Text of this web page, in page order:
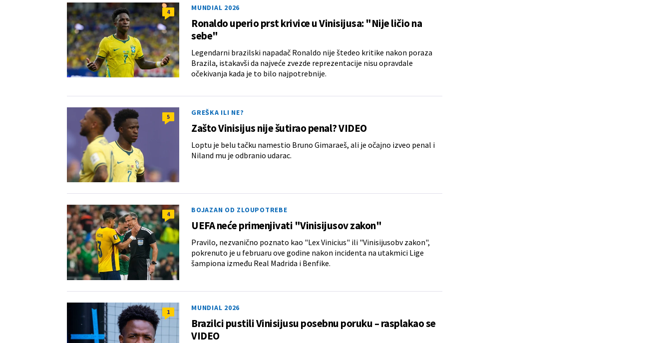
4 MUNDIAL 2026
Ronaldo uperio prst krivice u Vinisijusa: "Nije ličio na
sebe"
Legendarni brazilski napadač Ronaldo nije štedeo kritike nakon poraza
Brazila, istakavši da najveće zvezde reprezentacije nisu opravdale
očekivanja kada je to bilo najpotrebnije.
5 GREŠKA ILI NE?
Zašto Vinisijus nije šutirao penal? VIDEO
Loptu je belu tačku namestio Bruno Gimaraeš, ali je očajno izveo penal i
Niland mu je odbranio udarac.
4 BOJAZAN OD ZLOUPOTREBE
UEFA neće primenjivati "Vinisijusov zakon"
Pravilo, nezvanično poznato kao "Lex Vinicius" ili "Vinisijusobv zakon",
pokrenuto je u februaru ove godine nakon incidenta na utakmici Lige
šampiona između Real Madrida i Benfike.
1 MUNDIAL 2026
Brazilci pustili Vinisijusu posebnu poruku – rasplakao se
VIDEO